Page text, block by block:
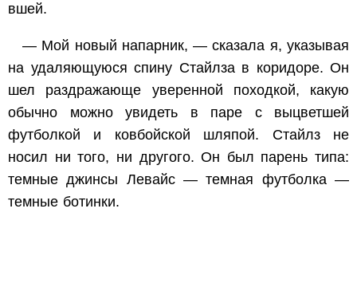
вшей.
— Мой новый напарник, — сказала я, указывая
на удаляющуюся спину Стайлза в коридоре. Он
шел раздражающе уверенной походкой, какую
обычно можно увидеть в паре с выцветшей
футболкой и ковбойской шляпой. Стайлз не
носил ни того, ни другого. Он был парень типа:
темные джинсы Левайс — темная футболка —
темные ботинки.